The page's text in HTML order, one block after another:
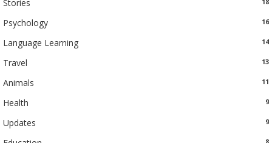
Stories
Psychology 16
Language Learning 14
Travel 13
Animals 11
Health 9
Updates 9